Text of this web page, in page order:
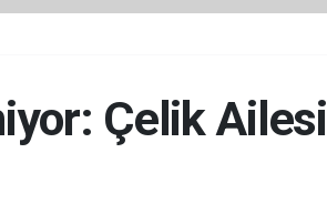
Çelik Ailesi